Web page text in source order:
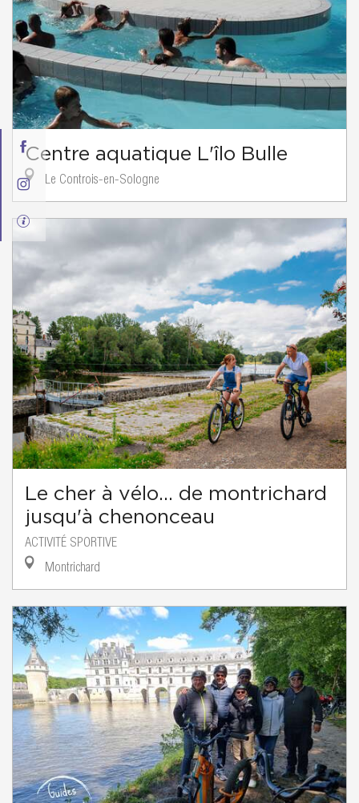
Centre aquatique L'îlo Bulle
Le Controis-en-Sologne
Le cher à vélo... de montrichard
jusqu'à chenonceau
ACTIVITÉ SPORTIVE
Montrichard